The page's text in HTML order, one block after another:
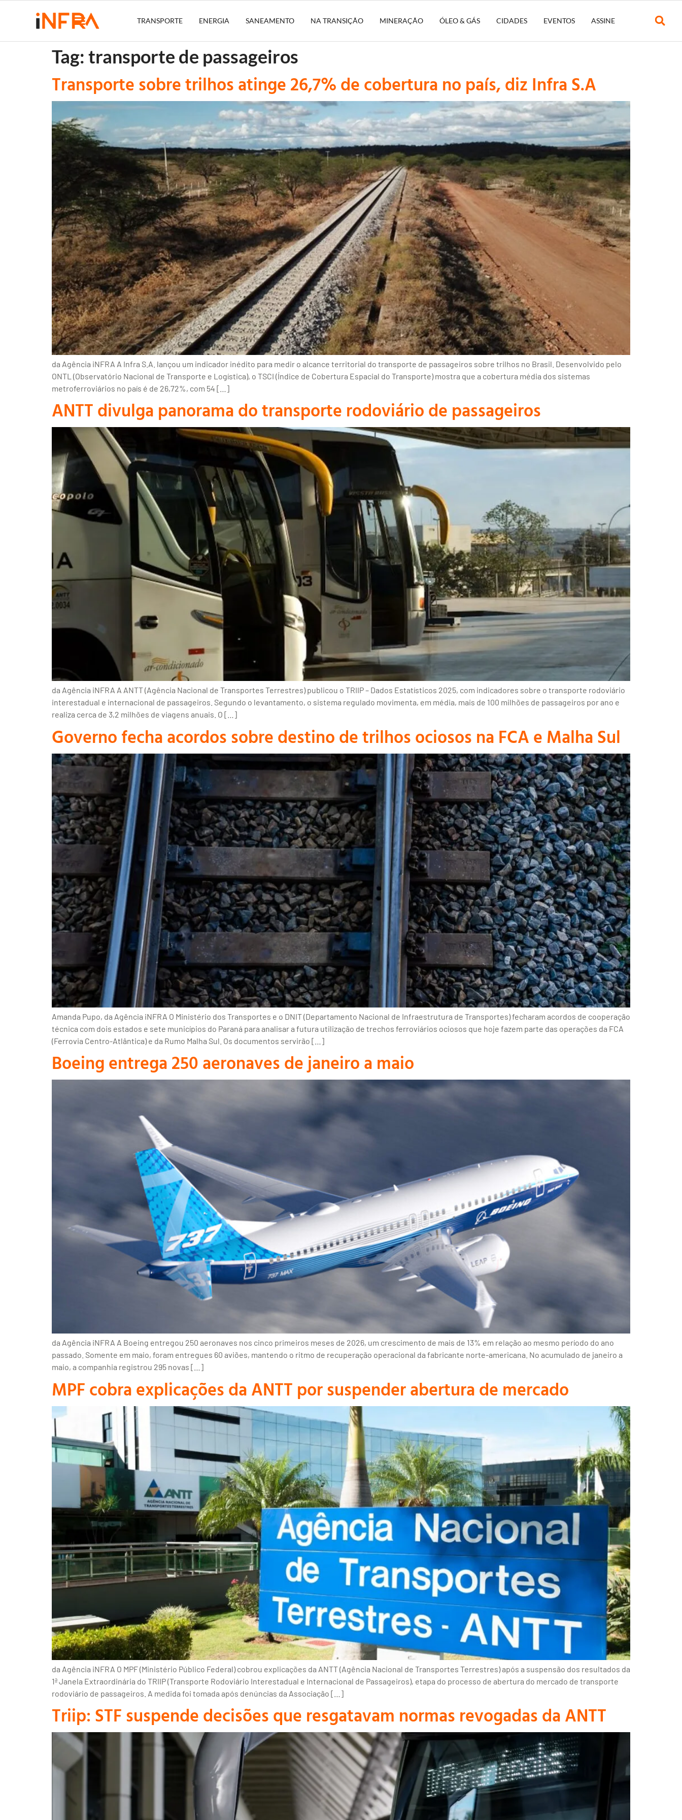
TRANSPORTE ENERGIA SANEAMENTO NA TRANSIÇÃO MINERAÇÃO ÓLEO & GÁS CIDADES EVENTOS ASSINE
Tag: transporte de passageiros
Transporte sobre trilhos atinge 26,7% de cobertura no país, diz Infra S.A
da Agência iNFRA A Infra S.A. lançou um indicador inédito para medir o alcance territorial do transporte de passageiros sobre trilhos no Brasil. Desenvolvido pelo
ONTL (Observatório Nacional de Transporte e Logística), o TSCI (Índice de Cobertura Espacial do Transporte) mostra que a cobertura média dos sistemas
metroferroviários no país é de 26,72%, com 54 […]
ANTT divulga panorama do transporte rodoviário de passageiros
da Agência iNFRA A ANTT (Agência Nacional de Transportes Terrestres) publicou o TRIIP – Dados Estatísticos 2025, com indicadores sobre o transporte rodoviário
interestadual e internacional de passageiros. Segundo o levantamento, o sistema regulado movimenta, em média, mais de 100 milhões de passageiros por ano e
realiza cerca de 3,2 milhões de viagens anuais. O […]
Governo fecha acordos sobre destino de trilhos ociosos na FCA e Malha Sul
Amanda Pupo, da Agência iNFRA O Ministério dos Transportes e o DNIT (Departamento Nacional de Infraestrutura de Transportes) fecharam acordos de cooperação
técnica com dois estados e sete municípios do Paraná para analisar a futura utilização de trechos ferroviários ociosos que hoje fazem parte das operações da FCA
(Ferrovia Centro-Atlântica) e da Rumo Malha Sul. Os documentos servirão […]
Boeing entrega 250 aeronaves de janeiro a maio
da Agência iNFRA A Boeing entregou 250 aeronaves nos cinco primeiros meses de 2026, um crescimento de mais de 13% em relação ao mesmo período do ano
passado. Somente em maio, foram entregues 60 aviões, mantendo o ritmo de recuperação operacional da fabricante norte-americana. No acumulado de janeiro a
maio, a companhia registrou 295 novas […]
MPF cobra explicações da ANTT por suspender abertura de mercado
da Agência iNFRA O MPF (Ministério Público Federal) cobrou explicações da ANTT (Agência Nacional de Transportes Terrestres) após a suspensão dos resultados da
1ª Janela Extraordinária do TRIIP (Transporte Rodoviário Interestadual e Internacional de Passageiros), etapa do processo de abertura do mercado de transporte
rodoviário de passageiros. A medida foi tomada após denúncias da Associação […]
Triip: STF suspende decisões que resgatavam normas revogadas da ANTT